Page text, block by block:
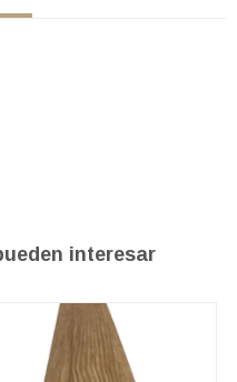
interesar